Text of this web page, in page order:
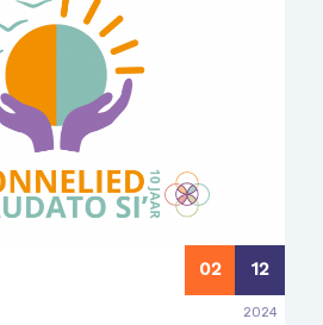
02 12
2024